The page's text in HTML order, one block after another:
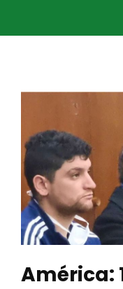
América: